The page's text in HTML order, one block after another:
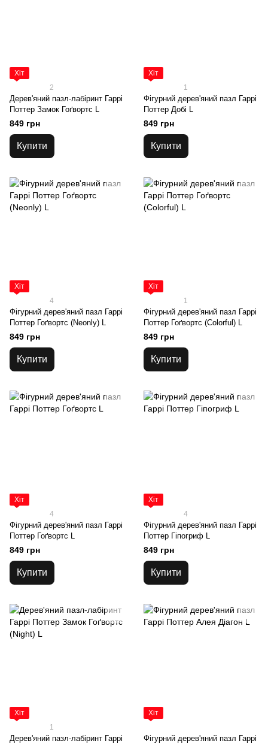
Хіт
2
Дерев'яний пазл-лабіринт Гаррі
Поттер Замок Гоґвортс L
849 грн
Купити
Хіт
1
Фігурний дерев'яний пазл Гаррі
Поттер Добі L
849 грн
Купити
Хіт
4
Фігурний дерев'яний пазл Гаррі
Поттер Гоґвортс (Neonly) L
849 грн
Купити
Хіт
1
Фігурний дерев'яний пазл Гаррі
Поттер Гоґвортс (Colorful) L
849 грн
Купити
Хіт
4
Фігурний дерев'яний пазл Гаррі
Поттер Гоґвортс L
849 грн
Купити
Хіт
4
Фігурний дерев'яний пазл Гаррі
Поттер Гіпогриф L
849 грн
Купити
Хіт
1
Дерев'яний пазл-лабіринт Гаррі
Хіт
Фігурний дерев'яний пазл Гаррі